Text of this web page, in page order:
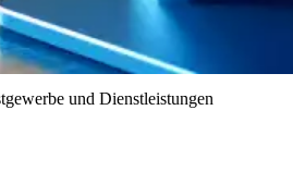
und Dienstleistungen